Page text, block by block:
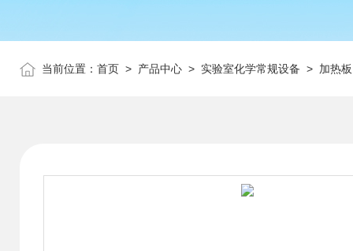
当前位置： 首页 > 产品中心 > 实验室化学常规设备 > 加热板